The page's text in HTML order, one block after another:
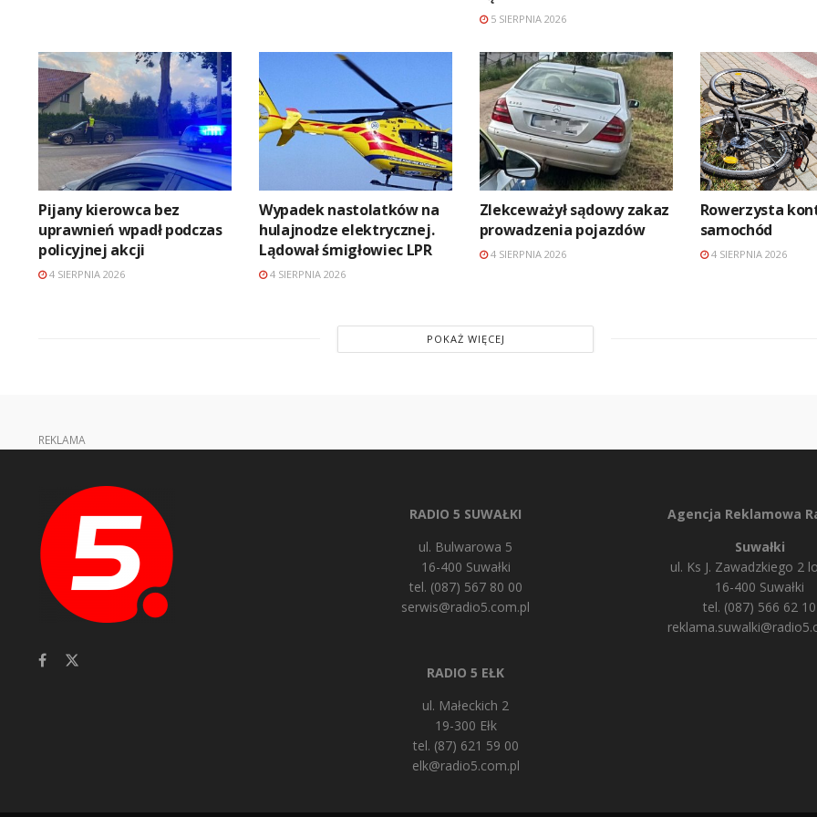
5 SIERPNIA 2026
Pijany kierowca bez
uprawnień wpadł podczas
policyjnej akcji
4 SIERPNIA 2026
Wypadek nastolatków na
hulajnodze elektrycznej.
Lądował śmigłowiec LPR
4 SIERPNIA 2026
Zlekceważył sądowy zakaz
prowadzenia pojazdów
4 SIERPNIA 2026
Rowerzysta
samochód
4 SIERPNIA 2026
POKAŻ WIĘCEJ
REKLAMA
RADIO 5 SUWAŁKI
ul. Bulwarowa 5
16-400 Suwałki
tel. (087) 567 80 00
serwis@radio5.com.pl
RADIO 5 EŁK
ul. Małeckich 2
19-300 Ełk
tel. (87) 621 59 00
elk@radio5.com.pl
Agencja Reklamowa
Suwałki
ul. Ks J. Zawadzkiego 2
16-400 Suwałki
tel. (087) 566 62 10